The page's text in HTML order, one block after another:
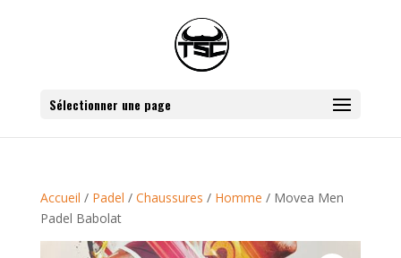
Sélectionner une page
Accueil / Padel / Chaussures / Homme / Movea Men
Padel Babolat